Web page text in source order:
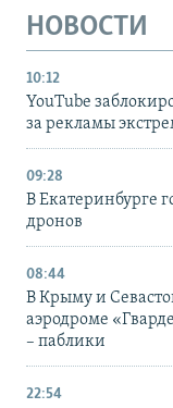
НОВОСТИ
10:12
YouTube
за рекламы
09:28
В Екатеринбурге
дронов
08:44
В Крыму и
аэродроме
– паблики
22:54